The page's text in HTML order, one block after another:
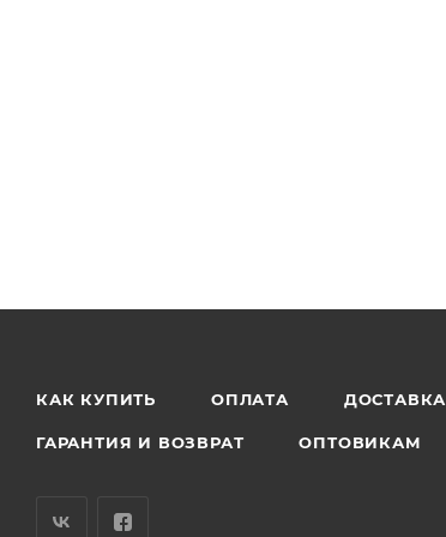
КАК КУПИТЬ ОПЛАТА ДОСТАВКА
ГАРАНТИЯ И ВОЗВРАТ ОПТОВИКАМ